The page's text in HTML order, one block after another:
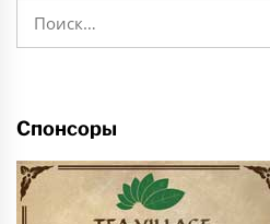
Найти:
Спонсоры